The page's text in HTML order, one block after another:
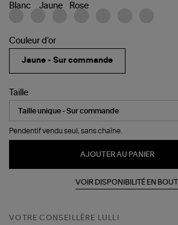
Couleur d'or
Jaune - Sur commande
Taille
Pendentif vendu seul, sans chaîne.
AJOUTER AU PANIER
VOIR DISPONIBILITÉ EN
VOTRE CONSEILLÈRE LULLI